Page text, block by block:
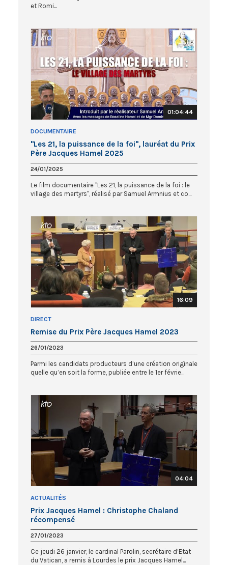
et Romi...
01:04:44
DOCUMENTAIRE
"Les 21, la puissance de la foi", lauréat du Prix
Père Jacques Hamel 2025
24/01/2025
Le film documentaire "Les 21, la puissance de la foi : le
village des martyrs", réalisé par Samuel Armnius et co...
16:09
DIRECT
Remise du Prix Père Jacques Hamel 2023
26/01/2023
Parmi les candidats producteurs d’une création originale
quelle qu’en soit la forme, publiée entre le 1er févrie...
04:04
ACTUALITÉS
Prix Jacques Hamel : Christophe Chaland
récompensé
27/01/2023
Ce jeudi 26 janvier, le cardinal Parolin, secrétaire d’Etat
du Vatican, a remis à Lourdes le prix Jacques Hamel...